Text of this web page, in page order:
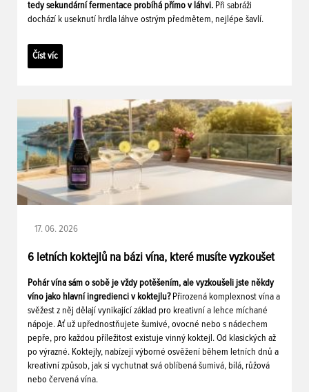
tedy sekundární fermentace probíhá přímo v láhvi. Při sabráži
dochází k useknutí hrdla láhve ostrým předmětem, nejlépe šavlí.
Číst víc
17. 06. 2026
6 letních koktejlů na bázi vína, které musíte vyzkoušet
Pohár vína sám o sobě je vždy potěšením, ale vyzkoušeli jste někdy
víno jako hlavní ingredienci v koktejlu? Přirozená komplexnost vína a
svěžest z něj dělají vynikající základ pro kreativní a lehce míchané
nápoje. Ať už upřednostňujete šumivé, ovocné nebo s nádechem
pepře, pro každou příležitost existuje vinný koktejl. Od klasických až
po výrazné. Koktejly, nabízejí výborné osvěžení během letních dnů a
kreativní způsob, jak si vychutnat svá oblíbená šumivá, bílá, růžová
nebo červená vína.